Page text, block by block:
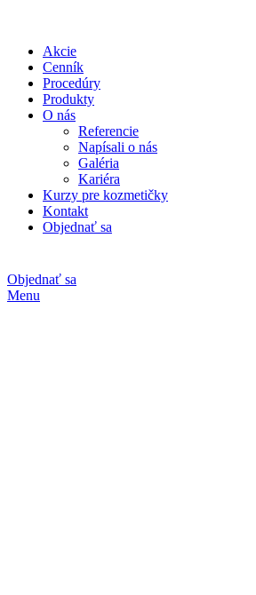
Akcie
Cenník
Procedúry
Produkty
O nás
Referencie
Napísali o nás
Galéria
Kariéra
Kurzy pre kozmetičky
Kontakt
Objednať sa
Objednať sa
Menu